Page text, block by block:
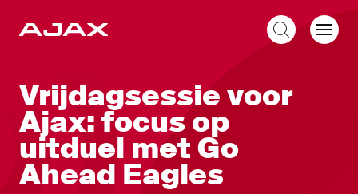
Vrijdagsessie voor
Ajax: focus op
uitduel met Go
Ahead Eagles